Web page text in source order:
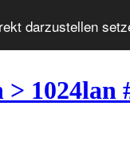
darzustellen
1024lan